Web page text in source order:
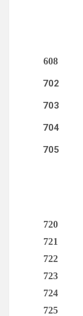
608
702
703
704
705
720
721
722
723
724
725